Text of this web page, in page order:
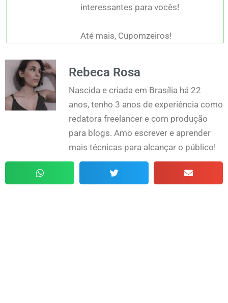
interessantes para vocês!
Até mais, Cupomzeiros!
Rebeca Rosa
Nascida e criada em Brasília há 22
anos, tenho 3 anos de experiência como
redatora freelancer e com produção
para blogs. Amo escrever e aprender
mais técnicas para alcançar o público!